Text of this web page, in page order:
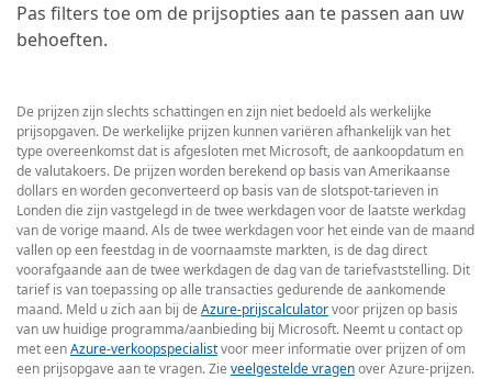
Pas filters toe om de prijsopties aan te passen aan uw
behoeften.
De prijzen zijn slechts schattingen en zijn niet bedoeld als werkelijke
prijsopgaven. De werkelijke prijzen kunnen variëren afhankelijk van het
type overeenkomst dat is afgesloten met Microsoft, de aankoopdatum en
de valutakoers. De prijzen worden berekend op basis van Amerikaanse
dollars en worden geconverteerd op basis van de slotspot-tarieven in
Londen die zijn vastgelegd in de twee werkdagen voor de laatste werkdag
van de vorige maand. Als de twee werkdagen voor het einde van de maand
vallen op een feestdag in de voornaamste markten, is de dag direct
voorafgaande aan de twee werkdagen de dag van de tariefvaststelling. Dit
tarief is van toepassing op alle transacties gedurende de aankomende
maand. Meld u zich aan bij de Azure-prijscalculatorvoor prijzen op basis
van uw huidige programma/aanbieding bij Microsoft. Neemt u contact op
met eenAzure-verkoopspecialistvoor meer informatie over prijzen of om
een prijsopgave aan te vragen. Zie veelgestelde vragenover Azure-prijzen.